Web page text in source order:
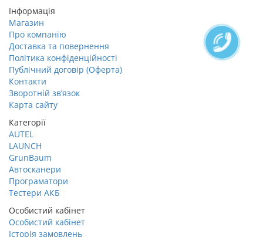
Інформація
Магазин
Про компанію
Доставка та повернення
Політика конфіденційності
Публічний договір (Оферта)
Контакти
Зворотній зв’язок
Карта сайту
Категорії
AUTEL
LAUNCH
GrunBaum
Автосканери
Програматори
Тестери АКБ
Особистий кабінет
Особистий кабінет
Історія замовлень